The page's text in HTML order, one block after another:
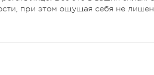
при этом ощущая себя не